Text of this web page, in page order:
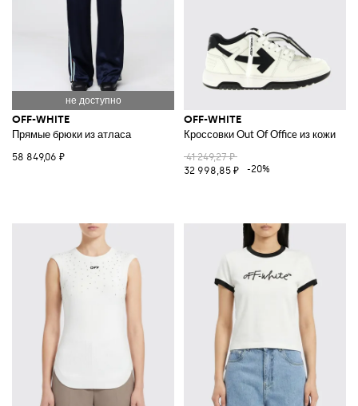
OFF-WHITE
Прямые брюки из атласа
58 849,06 ₽
OFF-WHITE
Кроссовки Out Of Office из кожи
41 249,27 ₽
32 998,85 ₽
-20%